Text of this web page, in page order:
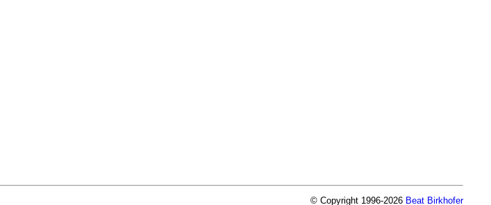
© Copyright 1996-2026 Beat Birkhofer